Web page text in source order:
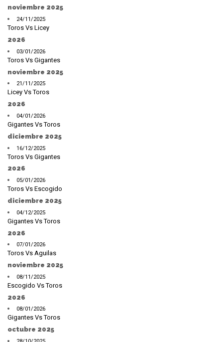
noviembre 2025
24/11/2025
Toros Vs Licey
2026
03/01/2026
Toros Vs Gigantes
noviembre 2025
21/11/2025
Licey Vs Toros
2026
04/01/2026
Gigantes Vs Toros
diciembre 2025
16/12/2025
Toros Vs Gigantes
2026
05/01/2026
Toros Vs Escogido
diciembre 2025
04/12/2025
Gigantes Vs Toros
2026
07/01/2026
Toros Vs Aguilas
noviembre 2025
08/11/2025
Escogido Vs Toros
2026
08/01/2026
Gigantes Vs Toros
octubre 2025